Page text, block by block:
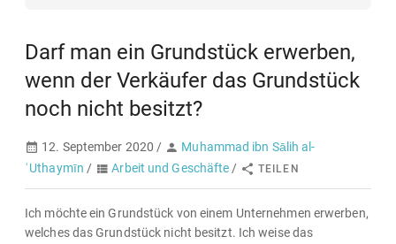
Darf man ein Grundstück erwerben,
wenn der Verkäufer das Grundstück
noch nicht besitzt?
12. September 2020 /
Muhammad ibn Sālih al-
ʿUthaymīn / Arbeit und Geschäfte / TEILEN
Ich möchte ein Grundstück von einem Unternehmen erwerben,
welches das Grundstück nicht besitzt. Ich weise das